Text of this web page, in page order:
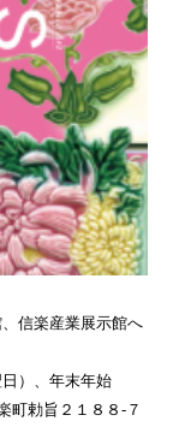
信楽産業展示館へ
）、年末年始
勅旨２１８８-７